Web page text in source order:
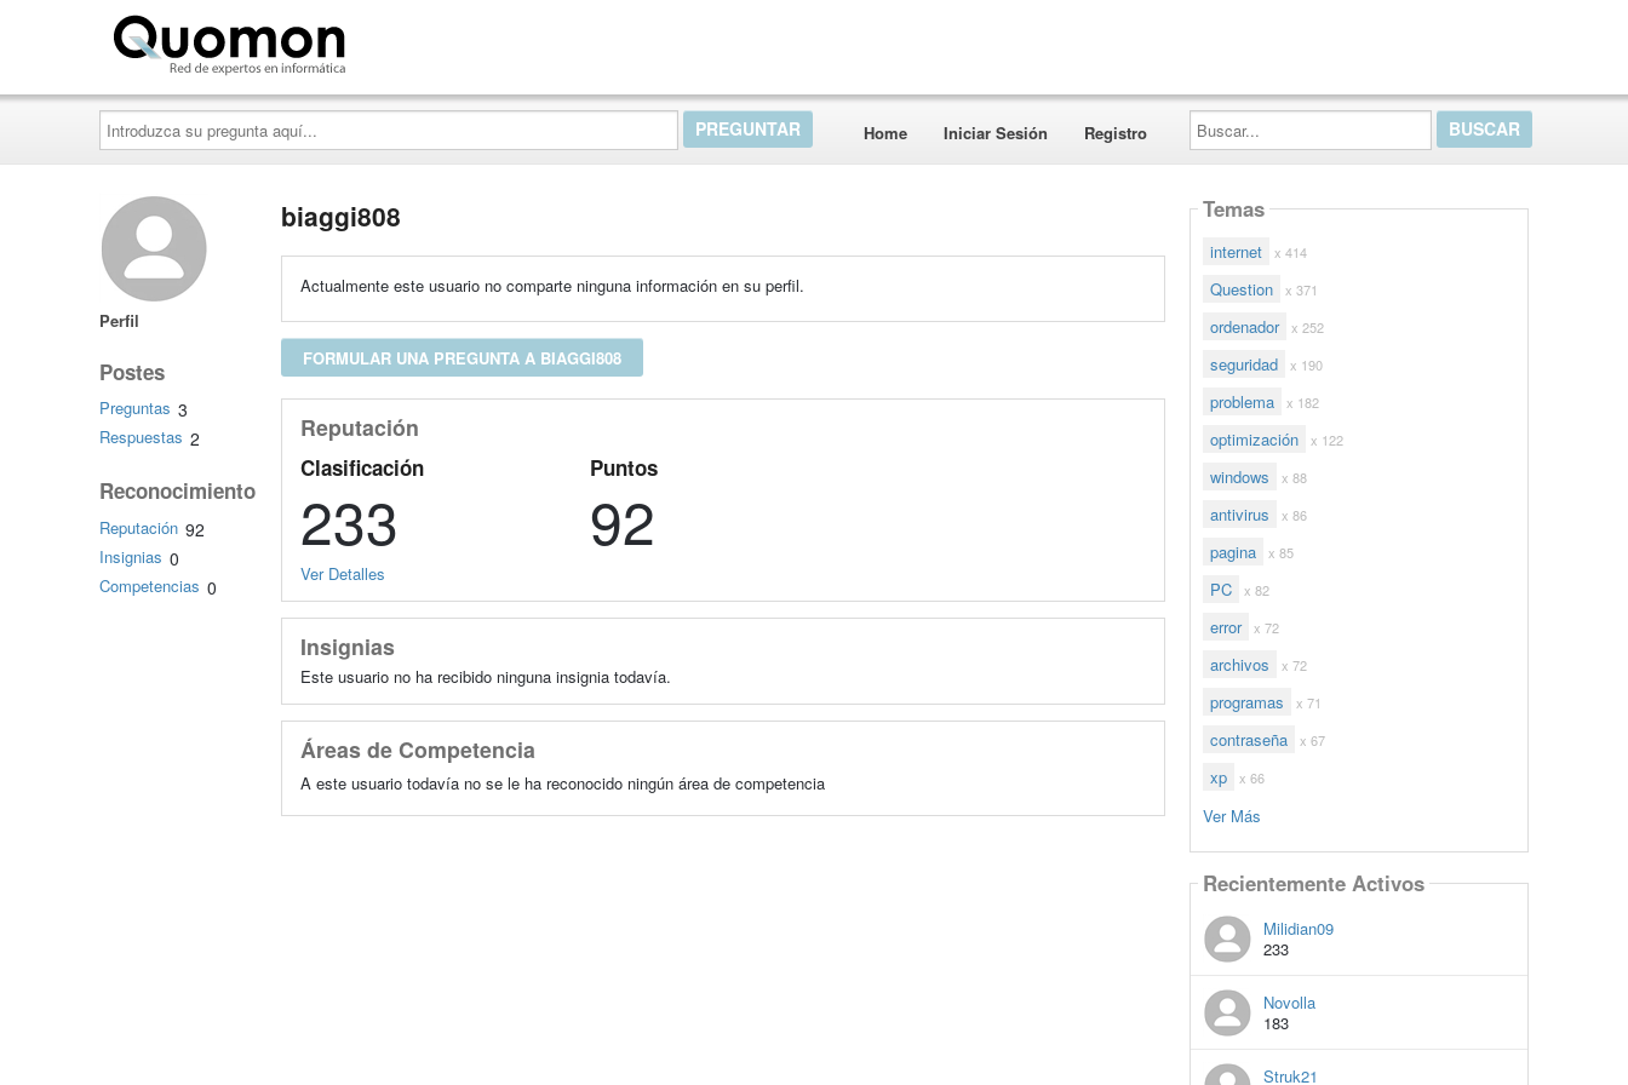
Introduzca
su
pregunta
aquí...
Home Iniciar Sesión Registro
Buscar...
Perfil
Postes
Preguntas 3
Respuestas 2
Reconocimiento
Reputación 92
Insignias 0
Competencias 0
biaggi808
Actualmente este usuario no comparte ninguna información en su perfil.
FORMULAR UNA PREGUNTA A BIAGGI808
Reputación
Clasificación
233
Puntos
92
Ver Detalles
Insignias
Este usuario no ha recibido ninguna insignia todavía.
Áreas de Competencia
A este usuario todavía no se le ha reconocido ningún área de competencia
Temas
internet x 414
Question x 371
ordenador x 252
seguridad x 190
problema x 182
optimización x 122
windows x 88
antivirus x 86
pagina x 85
PC x 82
error x 72
archivos x 72
programas x 71
contraseña x 67
xp x 66
Ver Más
Recientemente Activos
Milidian09
233
Novolla
183
Struk21